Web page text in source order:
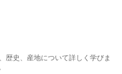
歴史、産地について詳しく学びま